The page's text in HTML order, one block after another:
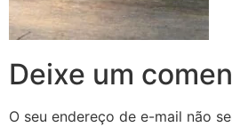
Deixe um
O seu endereço de e-mail não